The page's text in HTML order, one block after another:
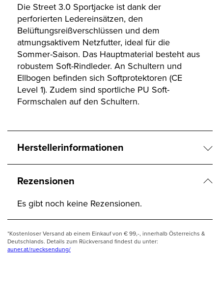
Die Street 3.0 Sportjacke ist dank der
perforierten Ledereinsätzen, den
Belüftungsreißverschlüssen und dem
atmungsaktivem Netzfutter, ideal für die
Sommer-Saison. Das Hauptmaterial besteht aus
robustem Soft-Rindleder. An Schultern und
Ellbogen befinden sich Softprotektoren (CE
Level 1). Zudem sind sportliche PU Soft-
Formschalen auf den Schultern.
Herstellerinformationen
Rezensionen
Es gibt noch keine Rezensionen.
*Kostenloser Versand ab einem Einkauf von € 99,-, innerhalb Österreichs &
Deutschlands. Details zum Rückversand findest du unter:
auner.at/ruecksendung/